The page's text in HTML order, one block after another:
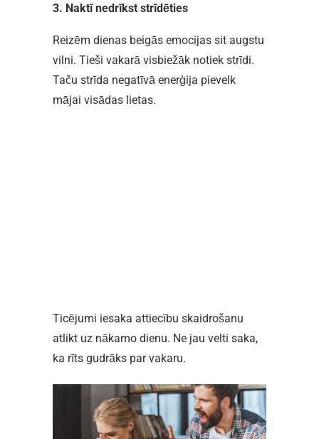
3. Naktī nedrīkst strīdēties
Reizēm dienas beigās emocijas sit augstu
vilni. Tieši vakarā visbiežāk notiek strīdi.
Taču strīda negatīvā enerģija pievelk
mājai visādas lietas.
Ticējumi iesaka attiecību skaidrošanu
atlikt uz nākamo dienu. Ne jau velti saka,
ka rīts gudrāks par vakaru.